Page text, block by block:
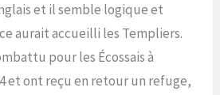
et il semble logique et
aurait accueilli les Templiers.
pour les Écossais à
et ont reçu en retour un refuge,